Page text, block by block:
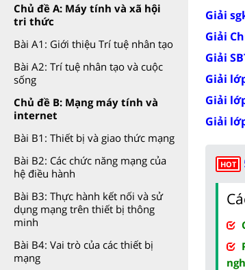
Chủ đề A: Máy tính và xã hội
tri thức
Bài A1: Giới thiệu Trí tuệ nhân tạo
Bài A2: Trí tuệ nhân tạo và cuộc
sống
Chủ đề B: Mạng máy tính và
internet
Bài B1: Thiết bị và giao thức mạng
Bài B2: Các chức năng mạng của
hệ điều hành
Bài B3: Thực hành kết nối và sử
dụng mạng trên thiết bị thông
minh
Bài B4: Vai trò của các thiết bị
mạng
Giải
Giải
Giải
Giải
Giải
Giải
HOT